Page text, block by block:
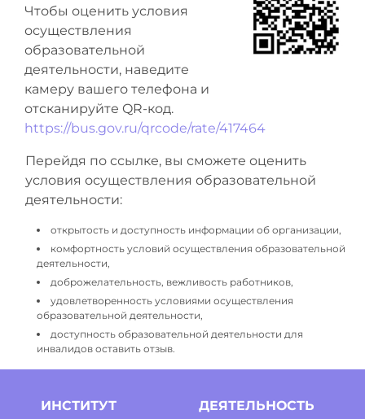
Чтобы оценить условия
осуществления
образовательной
деятельности, наведите
камеру вашего телефона и
отсканируйте QR-код.
https://bus.gov.ru/qrcode/rate/417464
Перейдя по ссылке, вы сможете оценить
условия осуществления образовательной
деятельности:
открытость и доступность информации об организации,
комфортность условий осуществления образовательной
деятельности,
доброжелательность, вежливость работников,
удовлетворенность условиями осуществления
образовательной деятельности,
доступность образовательной деятельности для
инвалидов оставить отзыв.
ИНСТИТУТ ДЕЯТЕЛЬНОСТЬ